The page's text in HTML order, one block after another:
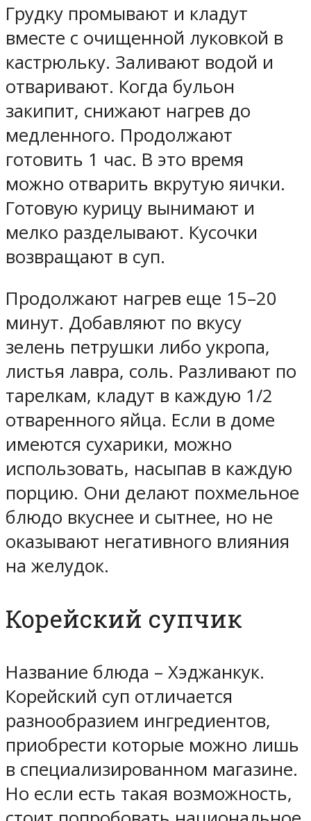
Грудку промывают и кладут
вместе с очищенной луковкой в
кастрюльку. Заливают водой и
отваривают. Когда бульон
закипит, снижают нагрев до
медленного. Продолжают
готовить 1 час. В это время
можно отварить вкрутую яички.
Готовую курицу вынимают и
мелко разделывают. Кусочки
возвращают в суп.
Продолжают нагрев еще 15–20
минут. Добавляют по вкусу
зелень петрушки либо укропа,
листья лавра, соль. Разливают по
тарелкам, кладут в каждую 1/2
отваренного яйца. Если в доме
имеются сухарики, можно
использовать, насыпав в каждую
порцию. Они делают похмельное
блюдо вкуснее и сытнее, но не
оказывают негативного влияния
на желудок.
Корейский супчик
Название блюда – Хэджанкук.
Корейский суп отличается
разнообразием ингредиентов,
приобрести которые можно лишь
в специализированном магазине.
Но если есть такая возможность,